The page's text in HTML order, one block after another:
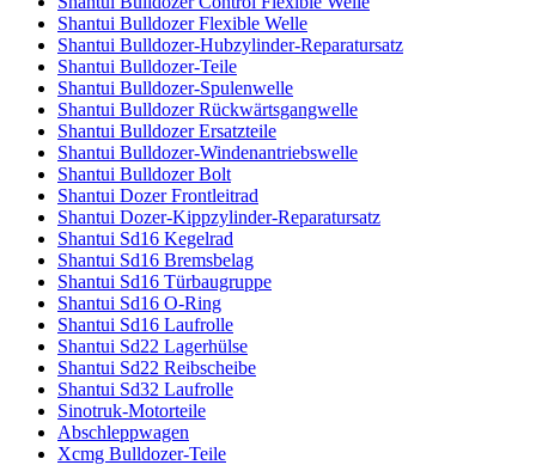
Shantui Bulldozer Flexible Welle
Shantui Bulldozer-Hubzylinder-Reparatursatz
Shantui Bulldozer-Teile
Shantui Bulldozer-Spulenwelle
Shantui Bulldozer Rückwärtsgangwelle
Shantui Bulldozer Ersatzteile
Shantui Bulldozer-Windenantriebswelle
Shantui Bulldozer Bolt
Shantui Dozer Frontleitrad
Shantui Dozer-Kippzylinder-Reparatursatz
Shantui Sd16 Kegelrad
Shantui Sd16 Bremsbelag
Shantui Sd16 Türbaugruppe
Shantui Sd16 O-Ring
Shantui Sd16 Laufrolle
Shantui Sd22 Lagerhülse
Shantui Sd22 Reibscheibe
Shantui Sd32 Laufrolle
Sinotruk-Motorteile
Abschleppwagen
Xcmg Bulldozer-Teile